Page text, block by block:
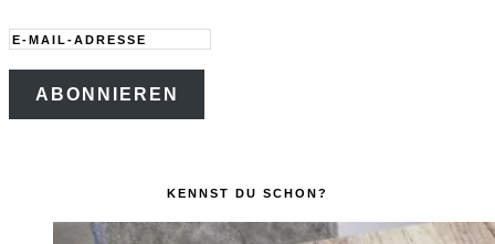
E-
Mail-
Adresse
ABONNIEREN
KENNST DU SCHON?